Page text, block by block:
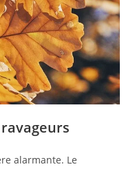
alarmante. Le